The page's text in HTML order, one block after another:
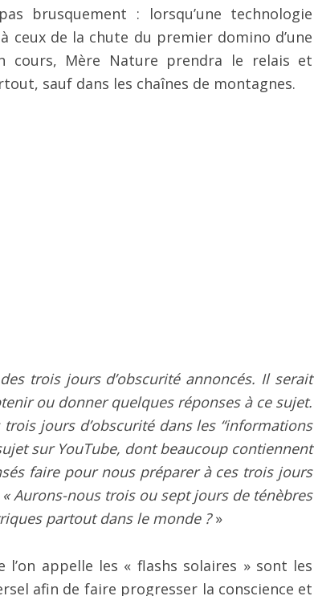
brusquement : lorsqu’une technologie
ceux de la chute du premier domino d’une
cours, Mère Nature prendra le relais et
sauf dans les chaînes de montagnes.
trois jours d’obscurité annoncés. Il serait
ou donner quelques réponses à ce sujet.
jours d’obscurité dans les “informations
sur YouTube, dont beaucoup contiennent
faire pour nous préparer à ces trois jours
Aurons-nous trois ou sept jours de ténèbres
partout dans le monde ?»
appelle les « flashs solaires » sont les
afin de faire progresser la conscience et